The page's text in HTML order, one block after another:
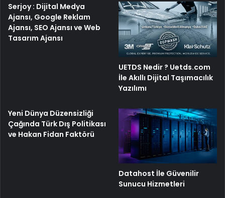
Serjoy : Dijital Medya
Ajansı, Google Reklam
Ajansı, SEO Ajansı ve Web
Tasarım Ajansı
UETDS Nedir ? Uetds.com
İle Akıllı Dijital Taşımacılık
Yazılımı
Yeni Dünya Düzensizliği
Çağında Türk Dış Politikası
ve Hakan Fidan Faktörü
Datahost İle Güvenilir
Sunucu Hizmetleri